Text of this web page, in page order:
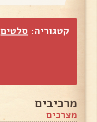
קטגוריה: סלטים
מרכיבים
מצרכים